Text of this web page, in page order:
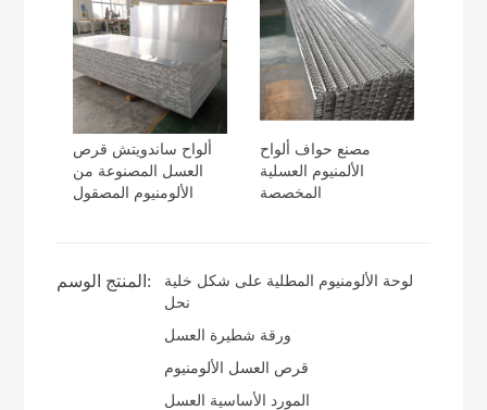
ألواح ساندويتش قرص
العسل المصنوعة من
الألومنيوم المصقول
مصنع حواف ألواح
الألمنيوم العسلية
المخصصة
المنتج الوسم:
لوحة الألومنيوم المطلية على شكل خلية
نحل
ورقة شطيرة العسل
قرص العسل الألومنيوم
المورد الأساسية العسل